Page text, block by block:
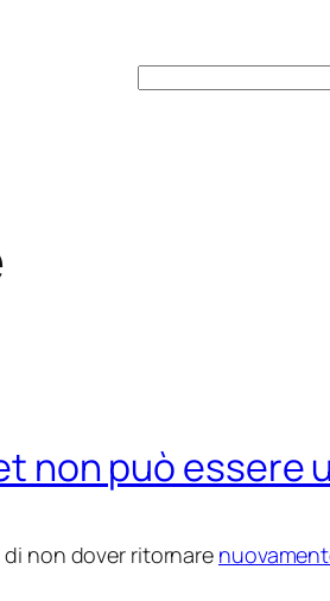
Cerca
non può essere
di non dover ritornare